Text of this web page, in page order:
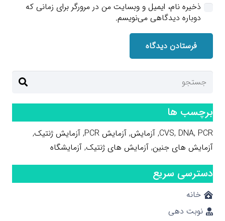
ذخیره نام، ایمیل و وبسایت من در مرورگر برای زمانی که
دوباره دیدگاهی می‌نویسم.
فرستادن دیدگاه
برچسب ها
CVS, DNA, PCR
, آزمایش, آزمایش PCR , آزمایش ژنتیک,
آزمایش های جنین, آزمایش های ژنتیک, آزمایشگاه
دسترسی سریع
خانه
نوبت دهی